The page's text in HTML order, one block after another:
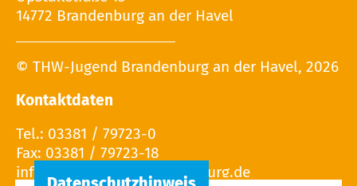
14772 Brandenburg an der Havel
© THW-Jugend Brandenburg an der Havel, 2026
Kontaktdaten
Tel.: 03381 / 79723-0
Fax: 03381 / 79723-18